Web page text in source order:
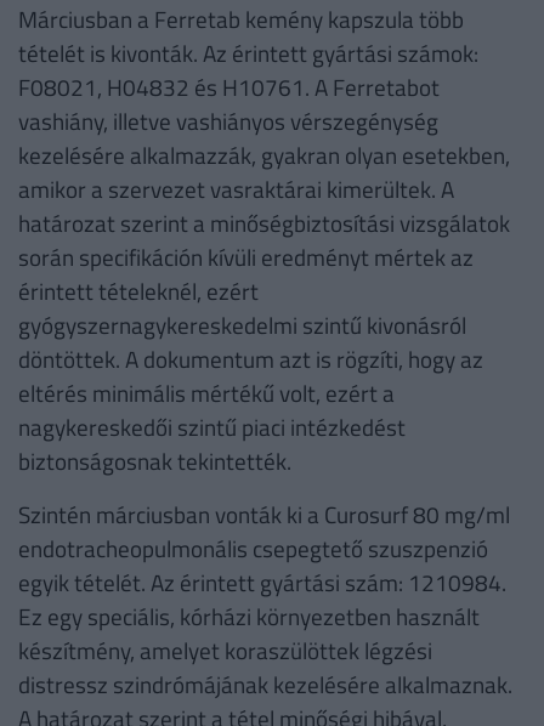
Márciusban a Ferretab kemény kapszula több
tételét is kivonták. Az érintett gyártási számok:
F08021, H04832 és H10761. A Ferretabot
vashiány, illetve vashiányos vérszegénység
kezelésére alkalmazzák, gyakran olyan esetekben,
amikor a szervezet vasraktárai kimerültek. A
határozat szerint a minőségbiztosítási vizsgálatok
során specifikáción kívüli eredményt mértek az
érintett tételeknél, ezért
gyógyszernagykereskedelmi szintű kivonásról
döntöttek. A dokumentum azt is rögzíti, hogy az
eltérés minimális mértékű volt, ezért a
nagykereskedői szintű piaci intézkedést
biztonságosnak tekintették.
Szintén márciusban vonták ki a Curosurf 80 mg/ml
endotracheopulmonális csepegtető szuszpenzió
egyik tételét. Az érintett gyártási szám: 1210984.
Ez egy speciális, kórházi környezetben használt
készítmény, amelyet koraszülöttek légzési
distressz szindrómájának kezelésére alkalmaznak.
A határozat szerint a tétel minőségi hibával,